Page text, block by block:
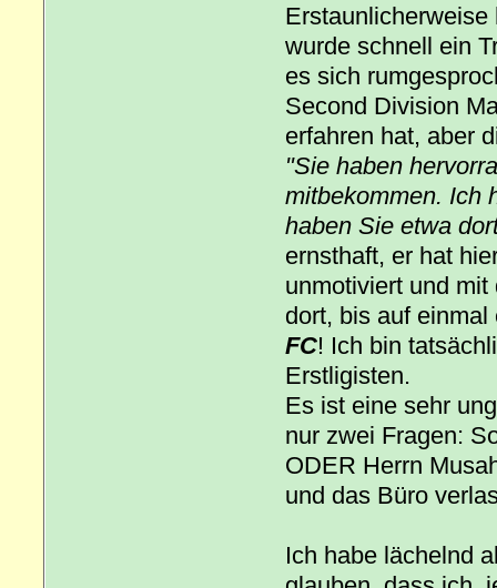
wurde schnell ein
es sich
Second Division
erfahren hat, aber
"Sie haben
mitbekommen. Ich
haben Sie etwa
ernsthaft, er hat
unmotiviert und
dort, bis auf
FC! Ich bin
Erstligisten.
Es ist eine sehr
nur zwei Fragen:
ODER Herrn
und das Büro
Ich habe lächelnd